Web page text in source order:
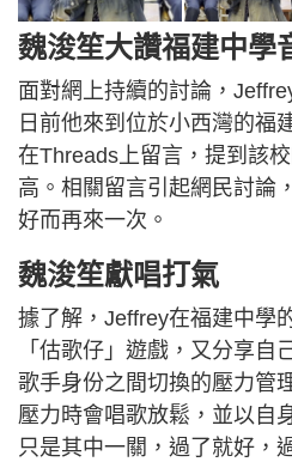
魏浚笙大讚福建中學
面對網上持續的討論，
日前他來到位於小西灣的福
在Threads上留言，提到該
高。相關留言引起網民討論
好而再來一次。
魏浚笙獻唱打氣
據了解，Jeffrey在福建中學
「估歌仔」遊戲，又分享自
歌手身份之間切換的壓力管
壓力時會唱歌放鬆，並以自
只是其中一關，過了就好，